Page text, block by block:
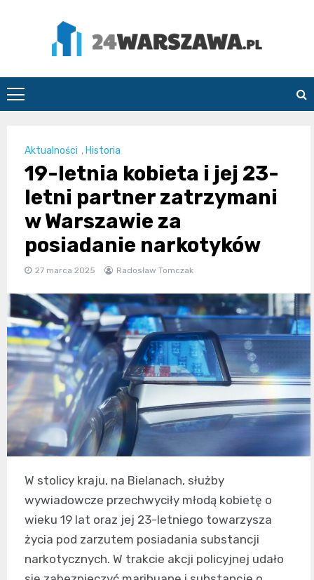
24Warszawa.pl
Aktualności , Historia
19-letnia kobieta i jej 23-
letni partner zatrzymani
w Warszawie za
posiadanie narkotyków
27 marca 2025 Radosław Tomczak
W stolicy kraju, na Bielanach, służby
wywiadowcze przechwyciły młodą kobietę o
wieku 19 lat oraz jej 23-letniego towarzysza
życia pod zarzutem posiadania substancji
narkotycznych. W trakcie akcji policyjnej udało